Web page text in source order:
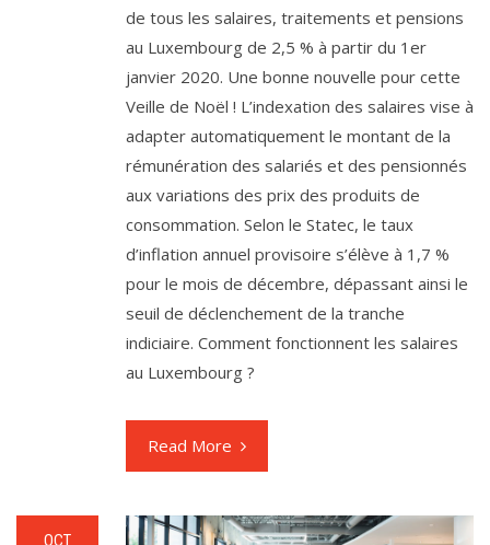
de tous les salaires, traitements et pensions
au Luxembourg de 2,5 % à partir du 1er
janvier 2020. Une bonne nouvelle pour cette
Veille de Noël ! L’indexation des salaires vise à
adapter automatiquement le montant de la
rémunération des salariés et des pensionnés
aux variations des prix des produits de
consommation. Selon le Statec, le taux
d’inflation annuel provisoire s’élève à 1,7 %
pour le mois de décembre, dépassant ainsi le
seuil de déclenchement de la tranche
indiciaire. Comment fonctionnent les salaires
au Luxembourg ?
Read More
OCT